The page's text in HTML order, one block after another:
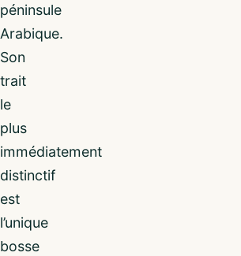
péninsule
Arabique.
Son
trait
le
plus
immédiatement
distinctif
est
l’unique
bosse